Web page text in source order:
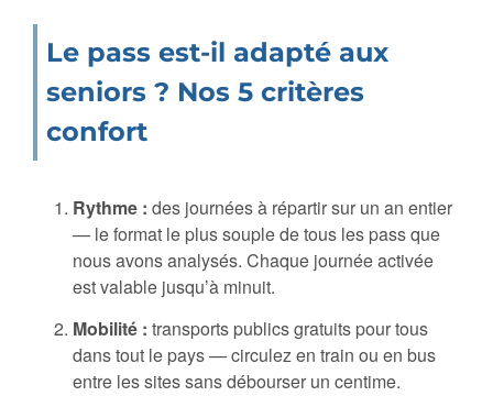
Le pass est-il adapté aux
seniors ? Nos 5 critères
confort
Rythme : des journées à répartir sur un an entier
— le format le plus souple de tous les pass que
nous avons analysés. Chaque journée activée
est valable jusqu’à minuit.
Mobilité : transports publics gratuits pour tous
dans tout le pays — circulez en train ou en bus
entre les sites sans débourser un centime.